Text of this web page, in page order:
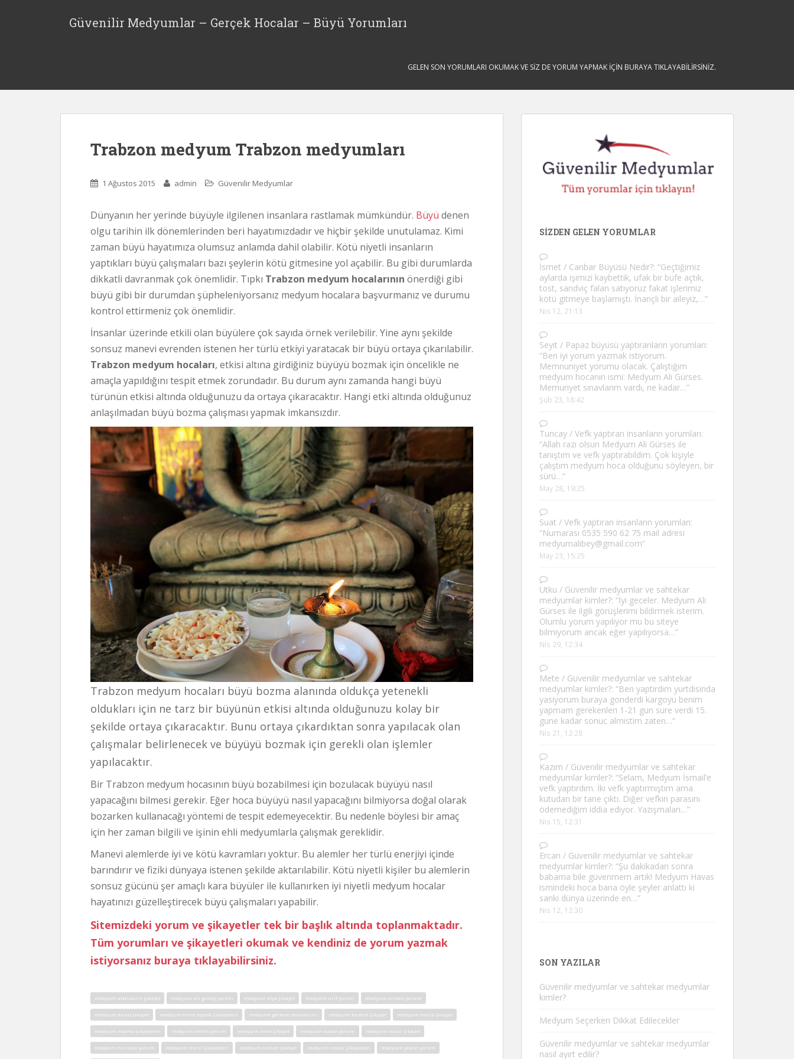
m
Güvenilir Medyumlar – Gerçek Hocalar – Büyü Yorumları
GELEN SON YORUMLARI OKUMAK VE SİZ DE YORUM YAPMAK İÇİN BURAYA TIKLAYABİLİRSİNİZ.
Trabzon medyum Trabzon medyumları
1 Ağustos 2015 admin Güvenilir Medyumlar
Dünyanın her yerinde büyüyle ilgilenen insanlara rastlamak mümkündür. Büyü denen
olgu tarihin ilk dönemlerinden beri hayatımızdadır ve hiçbir şekilde unutulamaz. Kimi
zaman büyü hayatımıza olumsuz anlamda dahil olabilir. Kötü niyetli insanların
yaptıkları büyü çalışmaları bazı şeylerin kötü gitmesine yol açabilir. Bu gibi durumlarda
dikkatli davranmak çok önemlidir. Tıpkı Trabzon medyum hocalarının önerdiği gibi
büyü gibi bir durumdan şüpheleniyorsanız medyum hocalara başvurmanız ve durumu
kontrol ettirmeniz çok önemlidir.
İnsanlar üzerinde etkili olan büyülere çok sayıda örnek verilebilir. Yine aynı şekilde
sonsuz manevi evrenden istenen her türlü etkiyi yaratacak bir büyü ortaya çıkarılabilir.
Trabzon medyum hocaları, etkisi altına girdiğiniz büyüyü bozmak için öncelikle ne
amaçla yapıldığını tespit etmek zorundadır. Bu durum aynı zamanda hangi büyü
türünün etkisi altında olduğunuzu da ortaya çıkaracaktır. Hangi etki altında olduğunuz
anlaşılmadan büyü bozma çalışması yapmak imkansızdır.
Trabzon medyum hocaları büyü bozma alanında oldukça yetenekli
oldukları için ne tarz bir büyünün etkisi altında olduğunuzu kolay bir
şekilde ortaya çıkaracaktır. Bunu ortaya çıkardıktan sonra yapılacak olan
çalışmalar belirlenecek ve büyüyü bozmak için gerekli olan işlemler
yapılacaktır.
Bir Trabzon medyum hocasının büyü bozabilmesi için bozulacak büyüyü nasıl
yapacağını bilmesi gerekir. Eğer hoca büyüyü nasıl yapacağını bilmiyorsa doğal olarak
bozarken kullanacağı yöntemi de tespit edemeyecektir. Bu nedenle böylesi bir amaç
için her zaman bilgili ve işinin ehli medyumlarla çalışmak gereklidir.
Manevi alemlerde iyi ve kötü kavramları yoktur. Bu alemler her türlü enerjiyi içinde
barındırır ve fiziki dünyaya istenen şekilde aktarılabilir. Kötü niyetli kişiler bu alemlerin
sonsuz gücünü şer amaçlı kara büyüler ile kullanırken iyi niyetli medyum hocalar
hayatınızı güzelleştirecek büyü çalışmaları yapabilir.
Sitemizdeki yorum ve şikayetler tek bir başlık altında toplanmaktadır.
Tüm yorumları ve şikayetleri okumak ve kendiniz de yorum yazmak
istiyorsanız buraya tıklayabilirsiniz.
medyum abdulaziz şikayet medyum ali güneş yorum medyum alya şikayet medyum arif yorum medyum armen yorum
medyum davut şikayet medyum emin toprak şikayetleri medyum görkem dolandırıcı medyum kamile şikayet medyum malik şikayet
medyum marha şikayetleri medyum melih yorum medyum mert şikayet medyum nalan yorum medyum nasir şikayet
medyum nurican yorum medyum nursi şikayetleri medyum ramon şikayet medyum renas şikayetleri medyum yeşim yorum
SIZDEN GELEN YORUMLAR
İsmet / Canbar Büyüsü Nedir?: “Geçtiğimiz
aylarda işimizi kaybettik, ufak bir büfe açtık,
tost, sandviç falan satıyoruz fakat işlerimiz
kötü gitmeye başlamıştı. İnançlı bir aileyiz,…”
Nis 12, 21:13
Seyit / Papaz büyüsü yaptıranların yorumları:
“Ben iyi yorum yazmak istiyorum.
Memnuniyet yorumu olacak. Çalıştığım
medyum hocanın ismi: Medyum Ali Gürses.
Memuriyet sınavlarım vardı, ne kadar…”
Şub 23, 18:42
Tuncay / Vefk yaptıran insanların yorumları:
“Allah razı olsun Medyum Ali Gürses ile
tanıştım ve vefk yaptırabildim. Çok kişiyle
çalıştım medyum hoca olduğunu söyleyen, bir
sürü…”
May 28, 19:25
Suat / Vefk yaptıran insanların yorumları:
“Numarası 0535 590 62 75 mail adresi
medyumalibey@gmail.com”
May 23, 15:25
Utku / Güvenilir medyumlar ve sahtekar
medyumlar kimler?: “İyi geceler. Medyum Ali
Gürses ile ilgili görüşlerimi bildirmek isterim.
Olumlu yorum yapılıyor mu bu siteye
bilmiyorum ancak eğer yapılıyorsa…”
Nis 29, 12:34
Mete / Güvenilir medyumlar ve sahtekar
medyumlar kimler?: “Ben yaptirdim yurtdisinda
yasiyorum buraya gonderdi kargoyu benim
yapmam gerekenleri 1-21 gun sure verdi 15.
gune kadar sonuc almistim zaten…”
Nis 21, 12:28
Kazım / Güvenilir medyumlar ve sahtekar
medyumlar kimler?: “Selam, Medyum İsmail’e
vefk yaptırdım. İki vefk yaptırmıştım ama
kutudan bir tane çıktı. Diğer vefkin parasını
ödemediğim iddia ediyor. Yazışmaları…”
Nis 15, 12:31
Ercan / Güvenilir medyumlar ve sahtekar
medyumlar kimler?: “Şu dakikadan sonra
babama bile güvenmem artık! Medyum Havas
ismindeki hoca bana öyle şeyler anlattı ki
sanki dünya üzerinde en…”
Nis 12, 12:30
SON YAZILAR
Güvenilir medyumlar ve sahtekar medyumlar
kimler?
Medyum Seçerken Dikkat Edilecekler
Güvenilir medyumlar ve sahtekar medyumlar
nasıl ayırt edilir?